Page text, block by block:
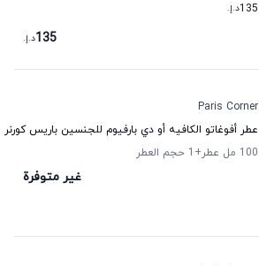
135د.إ.
135د.إ.
Paris Corner
عطر أفوغاتو الكافيه أو دي بارفيوم للجنسين باريس كورنر
100 مل عطر
+1 حجم العطر
غير متوفرة